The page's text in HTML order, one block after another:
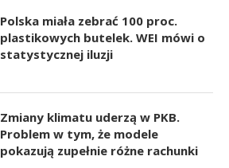
Polska miała zebrać 100 proc.
plastikowych butelek. WEI mówi o
statystycznej iluzji
Zmiany klimatu uderzą w PKB.
Problem w tym, że modele
pokazują zupełnie różne rachunki